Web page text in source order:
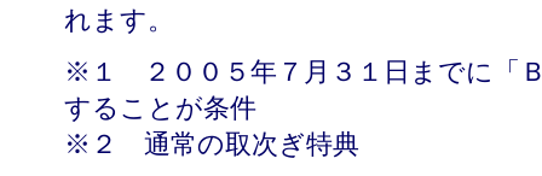
れます。
※１
２００５年７月３１日までに「
することが条件
※２
通常の取次ぎ特典